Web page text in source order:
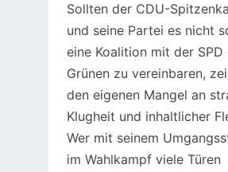
Sollten der CDU-
und seine Partei es nicht
eine Koalition mit der SPD
Grünen zu vereinbaren,
den eigenen Mangel an
Klugheit und inhaltlicher
Wer mit seinem
im Wahlkampf viele Türen